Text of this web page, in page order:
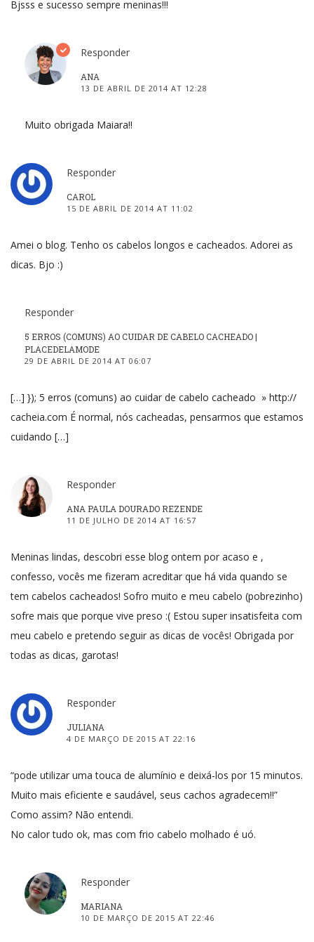
Bjsss e sucesso sempre meninas!!!
Responder
ANA
13 DE ABRIL DE 2014 AT 12:28
Muito obrigada Maiara!!
Responder
CAROL
15 DE ABRIL DE 2014 AT 11:02
Amei o blog. Tenho os cabelos longos e cacheados. Adorei as
dicas. Bjo :)
Responder
5 ERROS (COMUNS) AO CUIDAR DE CABELO CACHEADO |
PLACEDELAMODE
29 DE ABRIL DE 2014 AT 06:07
[…] }); 5 erros (comuns) ao cuidar de cabelo cacheado » http://
cacheia.com É normal, nós cacheadas, pensarmos que estamos
cuidando […]
Responder
ANA PAULA DOURADO REZENDE
11 DE JULHO DE 2014 AT 16:57
Meninas lindas, descobri esse blog ontem por acaso e ,
confesso, vocês me fizeram acreditar que há vida quando se
tem cabelos cacheados! Sofro muito e meu cabelo (pobrezinho)
sofre mais que porque vive preso :( Estou super insatisfeita com
meu cabelo e pretendo seguir as dicas de vocês! Obrigada por
todas as dicas, garotas!
Responder
JULIANA
4 DE MARÇO DE 2015 AT 22:16
“pode utilizar uma touca de alumínio e deixá-los por 15 minutos.
Muito mais eficiente e saudável, seus cachos agradecem!!”
Como assim? Não entendi.
No calor tudo ok, mas com frio cabelo molhado é uó.
Responder
MARIANA
10 DE MARÇO DE 2015 AT 22:46